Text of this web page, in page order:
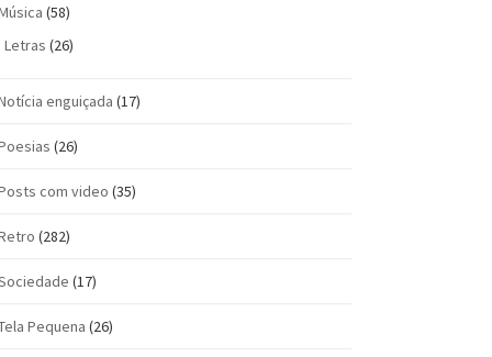
(58)
Letras (26)
enguiçada (17)
(26)
com vi­deo (35)
(282)
(17)
Pequena (26)